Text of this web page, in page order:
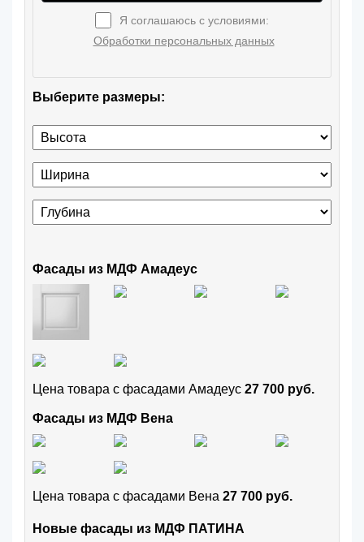
Я соглашаюсь с условиями:
Обработки персональных данных
Выберите размеры:
Фасады из МДФ Амадеус
Цена товара с фасадами Амадеус 27 700 руб.
Фасады из МДФ Вена
Цена товара с фасадами Вена 27 700 руб.
Новые фасады из МДФ ПАТИНА